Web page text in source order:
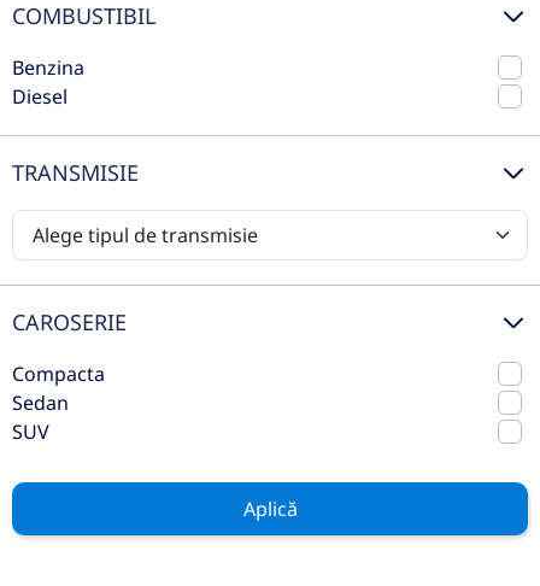
Skoda Scala
Preț de listă
COMBUSTIBIL
Benzina
Diesel
TRANSMISIE
CAROSERIE
Compacta
Sedan
SUV
Aplică